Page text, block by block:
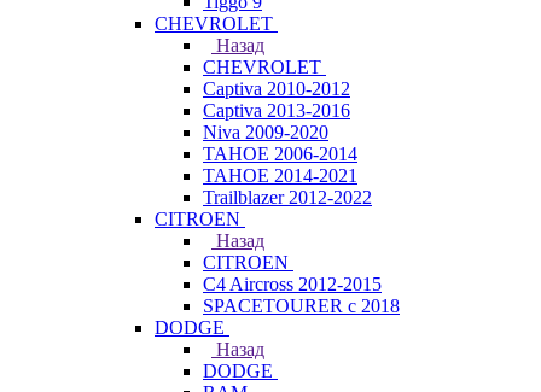
CHEVROLET
Назад
CHEVROLET
Captiva 2010-2012
Captiva 2013-2016
Niva 2009-2020
TAHOE 2006-2014
TAHOE 2014-2021
Trailblazer 2012-2022
CITROEN
Назад
CITROEN
C4 Aircross 2012-2015
SPACETOURER с 2018
DODGE
Назад
DODGE